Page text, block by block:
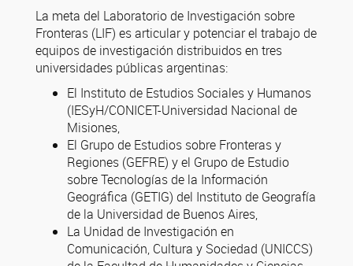
La meta del Laboratorio de Investigación sobre
Fronteras (LIF) es articular y potenciar el trabajo de
equipos de investigación distribuidos en tres
universidades públicas argentinas:
El Instituto de Estudios Sociales y Humanos
(IESyH/CONICET-Universidad Nacional de
Misiones,
El Grupo de Estudios sobre Fronteras y
Regiones (GEFRE) y el Grupo de Estudio
sobre Tecnologías de la Información
Geográfica (GETIG) del Instituto de Geografía
de la Universidad de Buenos Aires,
La Unidad de Investigación en
Comunicación, Cultura y Sociedad (UNICCS)